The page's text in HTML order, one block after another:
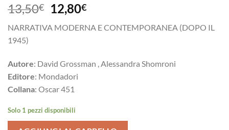
13,50€
Il
prezzo
originale
12,80€Il
attuale
NARRATIVA MODERNA E CONTEMPORANEA (DOPO IL
1945)
Autore: David Grossman , Alessandra Shomroni
Editore: Mondadori
Collana: Oscar 451
Solo 1 pezzi disponibili